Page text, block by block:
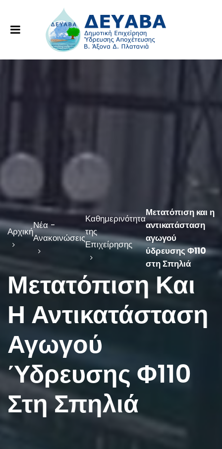
Αρχική
Νέα -
Ανακοινώσεις
Καθημερινότητα
της
Επιχείρησης
Μετατόπιση και η
αντικατάσταση
αγωγού
ύδρευσης Φ110
στη Σπηλιά
Μετατόπιση Και
Η Αντικατάσταση
Αγωγού
Ύδρευσης Φ110
Στη Σπηλιά